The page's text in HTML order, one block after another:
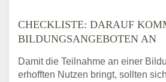
CHECKLISTE: DARAUF
BILDUNGSANGEBOTEN AN
Damit die Teilnahme an einer
erhofften Nutzen bringt, sollten